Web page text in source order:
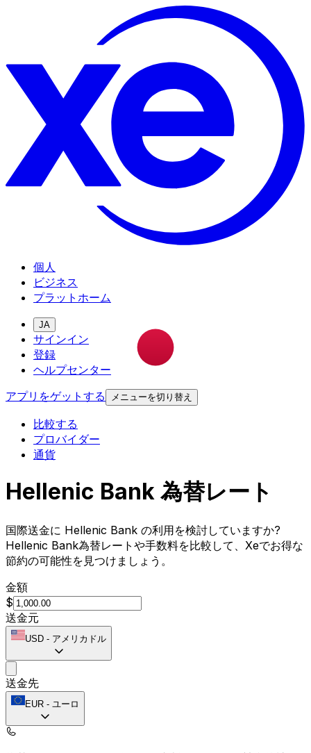
個人
ビジネス
プラットホーム
JA
サインイン
登録
ヘルプセンター
アプリをゲットする
メニューを切り替え
比較する
プロバイダー
通貨
Hellenic Bank 為替レート
国際送金に Hellenic Bank の利用を検討していますか?
Hellenic Bank為替レートや手数料を比較して、Xeでお得な
節約の可能性を見つけましょう。
金額
$
送金元
USD - アメリカドル
送金先
EUR - ユーロ